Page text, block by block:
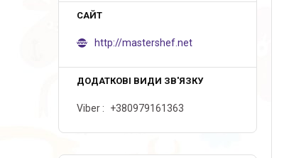
http://mastershef.net
Viber +380979161363